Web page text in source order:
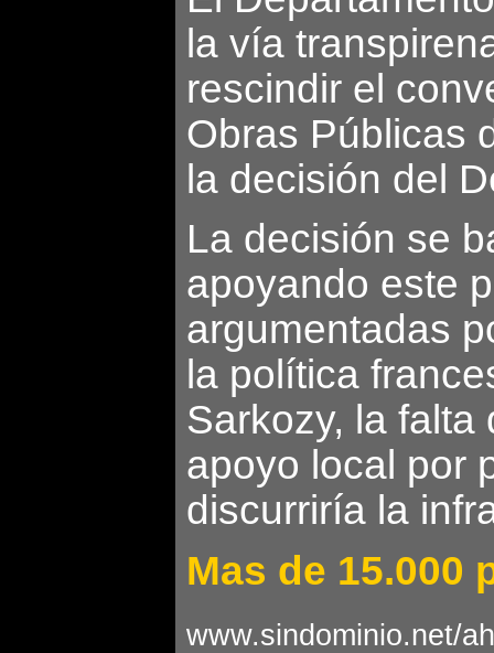
la vía
rescindir el
Obras Públicas
la decisión del
La decisión se
apoyando este
argumentadas
la política
Sarkozy, la
apoyo local por
discurriría la
Mas de 15.000
www.sindominio.net/